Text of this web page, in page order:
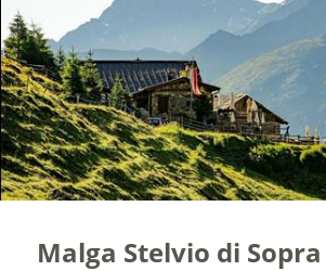
Malga Stelvio di Sopra